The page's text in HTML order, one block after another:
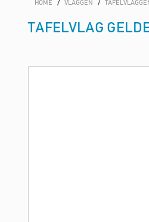
HOME / VLAGGEN /
TAFELVLAG